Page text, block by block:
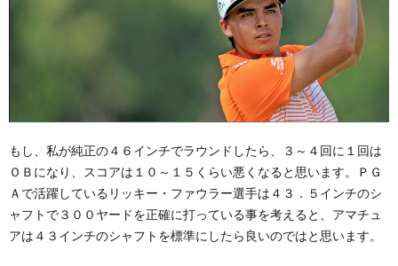
もし、私が純正の４６インチでラウンドしたら、３～４回に１回は
ＯＢになり、スコアは１０～１５くらい悪くなると思います。ＰＧ
Ａで活躍しているリッキー・ファウラー選手は４３．５インチのシ
ャフトで３００ヤードを正確に打っている事を考えると、アマチュ
アは４３インチのシャフトを標準にしたら良いのではと思います。